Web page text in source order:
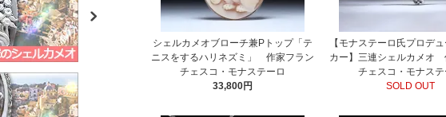
シェルカメオブローチ兼Pトップ「テ
ニスをするハリネズミ」 作家フラン
チェスコ・モナステーロ
33,800円
【モナステーロ氏プロデ
カー】三連シェルカメオ
チェスコ・モナステ
SOLD OUT